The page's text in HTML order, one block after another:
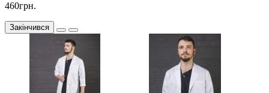
460грн.
Закінчився